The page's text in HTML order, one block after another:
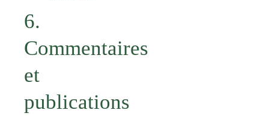
6.
Commentaires
et
publications